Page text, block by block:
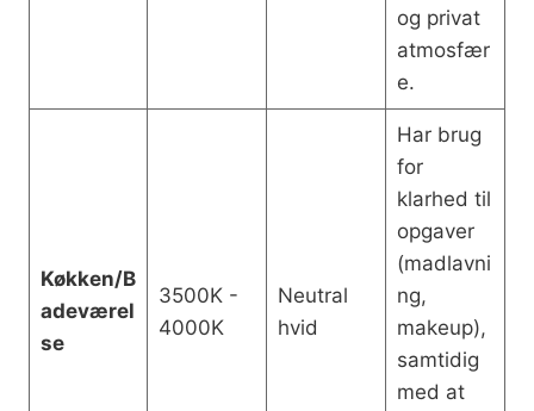
og privat
atmosfær
e.
Køkken/B
adeværel
se
3500K -
4000K
Neutral
hvid
Har brug
for
klarhed til
opgaver
(madlavni
ng,
makeup),
samtidig
med at